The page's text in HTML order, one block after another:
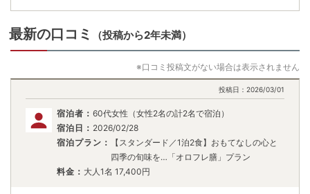
最新の口コミ （投稿から2年未満）
※口コミ投稿文がない場合は表示されません
投稿日： 2026/03/01
宿泊者： 60代女性（女性2名の計2名で宿泊）
宿泊日： 2026/02/28
宿泊プラン：
【スタンダード／1泊2食】おもてなしの心と
四季の旬味を…「オロフレ膳」プラン
料金： 大人1名 17,400円